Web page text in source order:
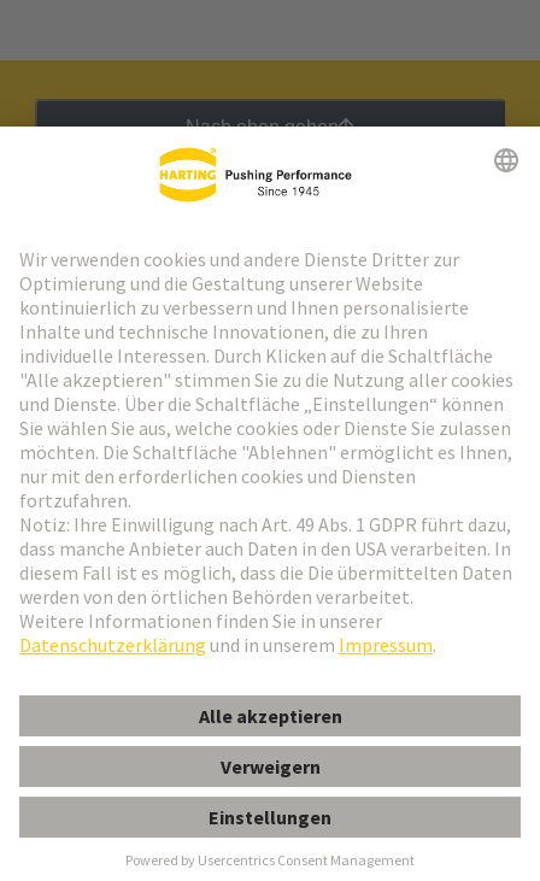
PE-Kombischraube M4 100ST/BEUTEL
Nach oben gehen
Weiter zur Anmeldung
Social Media
Österreich Deutsch
© HARTING Technologiegruppe
ImpressumDatenschutz-ErklärungCookie-Einstellungen
Kundeninformation